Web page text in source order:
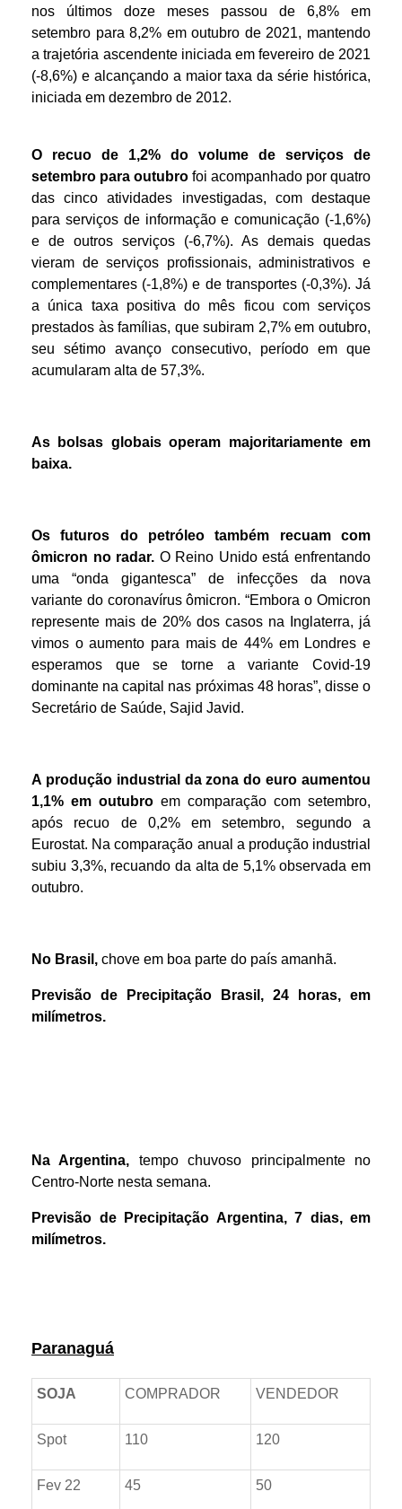
nos últimos doze meses passou de 6,8% em
setembro para 8,2% em outubro de 2021, mantendo
a trajetória ascendente iniciada em fevereiro de 2021
(-8,6%) e alcançando a maior taxa da série histórica,
iniciada em dezembro de 2012.
O recuo de 1,2% do volume de serviços de
setembro para outubro foi acompanhado por quatro
das cinco atividades investigadas, com destaque
para serviços de informação e comunicação (-1,6%)
e de outros serviços (-6,7%). As demais quedas
vieram de serviços profissionais, administrativos e
complementares (-1,8%) e de transportes (-0,3%). Já
a única taxa positiva do mês ficou com serviços
prestados às famílias, que subiram 2,7% em outubro,
seu sétimo avanço consecutivo, período em que
acumularam alta de 57,3%.
As bolsas globais operam majoritariamente em
baixa.
Os futuros do petróleo também recuam com
ômicron no radar. O Reino Unido está enfrentando
uma “onda gigantesca” de infecções da nova
variante do coronavírus ômicron. “Embora o Omicron
represente mais de 20% dos casos na Inglaterra, já
vimos o aumento para mais de 44% em Londres e
esperamos que se torne a variante Covid-19
dominante na capital nas próximas 48 horas”, disse o
Secretário de Saúde, Sajid Javid.
A produção industrial da zona do euro aumentou
1,1% em outubro em comparação com setembro,
após recuo de 0,2% em setembro, segundo a
Eurostat. Na comparação anual a produção industrial
subiu 3,3%, recuando da alta de 5,1% observada em
outubro.
No Brasil, chove em boa parte do país amanhã.
Previsão de Precipitação Brasil , 24 horas, em
milímetros.
Na Argentina, tempo chuvoso principalmente no
Centro-Norte nesta semana.
Previsão de Precipitação Argentina, 7 dias, em
milímetros.
Paranaguá
SOJA COMPRADOR VENDEDOR
Spot 110 120
Fev 22 45 50